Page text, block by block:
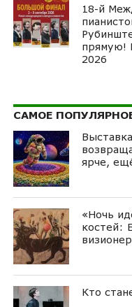
18-й
прямую!
2026
САМОЕ
ярче,
«Ночь
костей:
Кто